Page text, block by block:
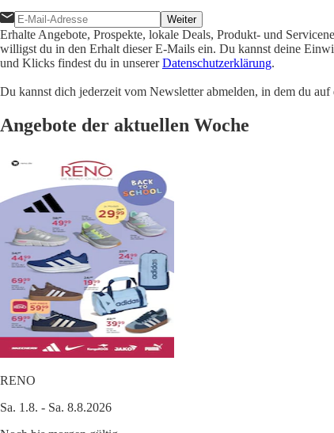
Weiter
Erhalte Angebote, Prospekte, lokale Deals, Produkt- und
willigst du in den Erhalt dieser E-Mails ein. Du kannst deine
und Klicks findest du in unsererDatenschutzerklärung.
Du kannst dich jederzeit vom Newsletter abmelden, in dem du
Angebote der aktuellen Woche
RENO
Sa. 1.8. - Sa. 8.8.2026